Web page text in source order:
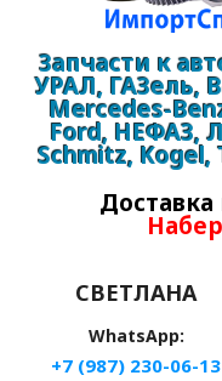
Запчасти к
УРАЛ, ГАЗель,
Mercedes-
Ford, НЕФАЗ,
Schmitz, Kogel,
Доставка
СВЕТЛАНА
WhatsApp:
+7 (987) 230-06-13